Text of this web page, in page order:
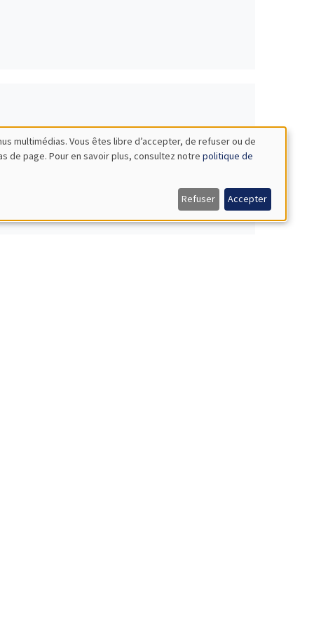
multimédias. Vous êtes libre d’accepter, de refuser ou de
de page. Pour en savoir plus, consultez notre politique de
Refuser Accepter